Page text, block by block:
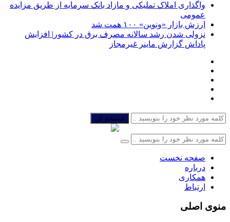
واگذاری املاک تملیکی و مازاد بانک سرمایه از طریق مزایده
عمومی
ارزش بازار «ونوین» ۱۰۰ همت شد
نزولی شدن رشد سالانه مصرف برق در کشور| افزایش
پاداش گزارش ماینر غیرمجاز
جستجو کن
صفحه نخست
درباره
همکاری
ارتباط
منوی اصلی